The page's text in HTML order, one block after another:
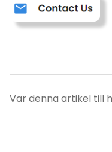
Var denna artikel till